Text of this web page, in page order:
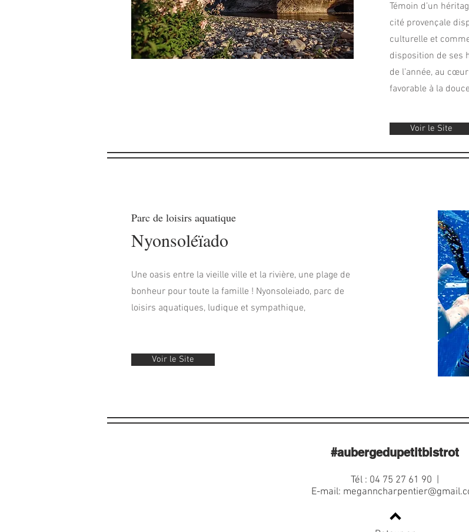
Témoin d’un
cité provençale
culturelle et
disposition de ses
de l’année, au
favorable à la
Voir le Site
Parc de loisirs aquatique
Nyonsoléïado
Une oasis entre la vieille ville et la rivière, une plage de
bonheur pour toute la famille ! Nyonsoleiado, parc de
loisirs aquatiques, ludique et sympathique,
Voir le Site
#aubergedupetitbistrot
Tél : 04 75 27 61 90 |
E-mail: